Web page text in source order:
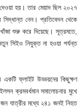
হয়। তার মেয়াদ ছিল ২০২৭
নেন। প্রতিবেদন থেকে
শুরু করে দিয়েছে। সূত্রমতে,
সিইও নিযুক্ত না হওয়া পর্যন্ত
একটি ফ্লাইট উড্ডয়নের কিছুক্ষণ
ক্রমবর্ধমান সমালোচনার মুখে
যাত্রীর মধ্যে ২৪১ জনই নিহত